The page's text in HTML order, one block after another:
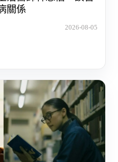
關係
2026-08-05